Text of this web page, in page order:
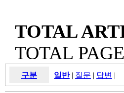
TOTAL
TOTAL
구분 일반 | 질문 | 답변 |